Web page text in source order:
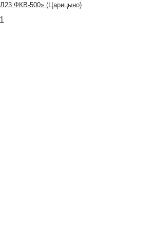
ФКВ-500» (Царицыно)